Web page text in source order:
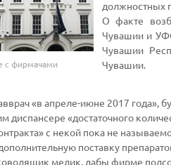
с фирмачами
должностных
О факте
Чувашии и
Чувашии
Чувашии.
«в апреле-июне 2017
диспансере «достаточного
с некой пока не
поставку
медик, дабы фирме